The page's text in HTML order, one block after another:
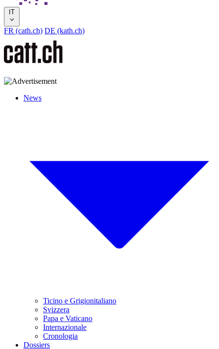
IT
FR (cath.ch) DE (kath.ch)
News
Ticino e Grigionitaliano
Svizzera
Papa e Vaticano
Internazionale
Cronologia
Dossiers